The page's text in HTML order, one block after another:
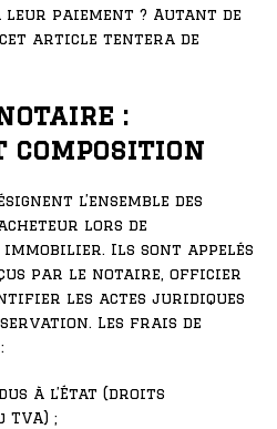
paiement ? Autant de
article tentera de
:
l’ensemble des
lors de
immobilier. Ils sont appelés
par le notaire, officier
les actes juridiques
Les frais de
à l’État (droits
;